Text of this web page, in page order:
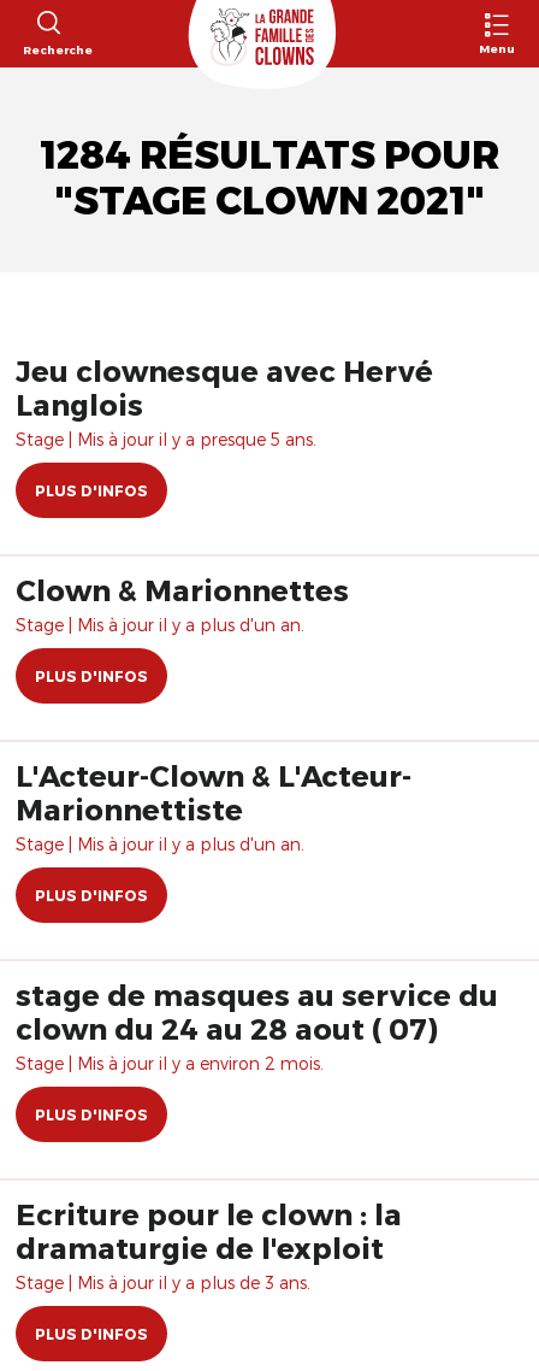
Recherche Menu
1284 RÉSULTATS POUR
"STAGE CLOWN 2021"
Jeu clownesque avec Hervé
Langlois
Stage | Mis à jour il y a presque 5 ans.
PLUS D'INFOS
Clown & Marionnettes
Stage | Mis à jour il y a plus d'un an.
PLUS D'INFOS
L'Acteur-Clown & L'Acteur-
Marionnettiste
Stage | Mis à jour il y a plus d'un an.
PLUS D'INFOS
stage de masques au service du
clown du 24 au 28 aout ( 07)
Stage | Mis à jour il y a environ 2 mois.
PLUS D'INFOS
Ecriture pour le clown : la
dramaturgie de l'exploit
Stage | Mis à jour il y a plus de 3 ans.
PLUS D'INFOS